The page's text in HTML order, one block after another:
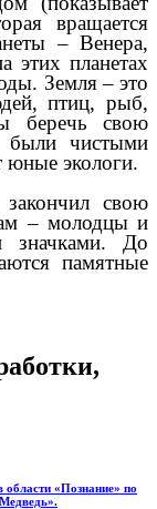
вращается
– Венера,
планетах
Земля – это
птиц, рыб,
беречь свою
были чистыми
юные экологи.
свою
– молодцы и
значками. До
памятные
области «Познание» по